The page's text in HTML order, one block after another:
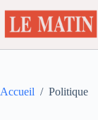
au
contenu
Accueil / Politique